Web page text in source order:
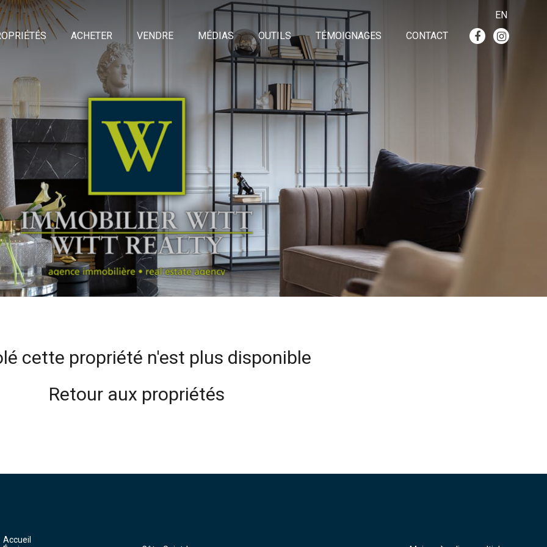
EN
ACHETER VENDRE MÉDIAS OUTILS TÉMOIGNAGES CONTACT
cette propriété n'est plus disponible
Retour aux propriétés
Accueil